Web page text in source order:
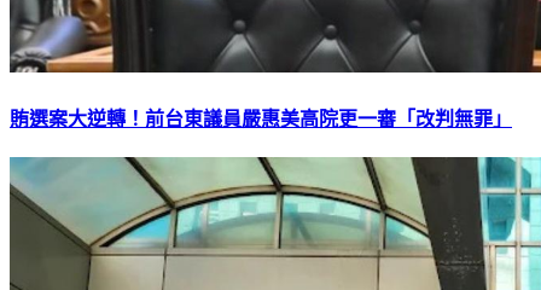
賄選案大逆轉！前台東議員嚴惠美高院更一審「改判無罪」